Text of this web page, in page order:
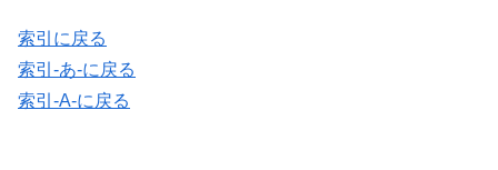
索引に戻る
索引-あ-に戻る
索引-A-に戻る